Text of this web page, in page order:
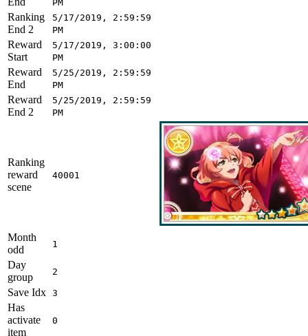
PM
Ranking
End 2
5/17/2019, 2:59:59
PM
Reward
Start
5/17/2019, 3:00:00
PM
Reward
End
5/25/2019, 2:59:59
PM
Reward
End 2
5/25/2019, 2:59:59
PM
Ranking
reward
scene
40001
Month
odd
1
Day
group
2
Save Idx 3
Has
activate
item
0